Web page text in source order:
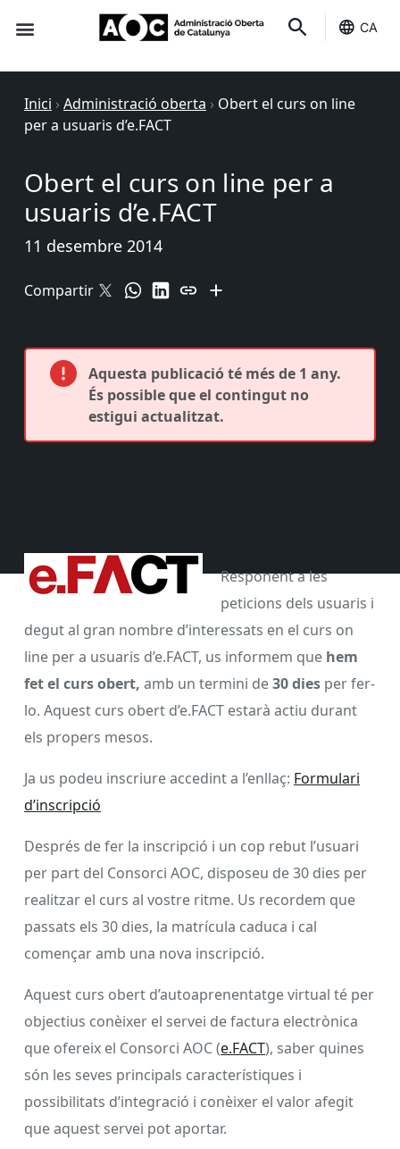
CA
Inici › Administració oberta › Obert el curs on line
per a usuaris d’e.FACT
Obert el curs on line per a
usuaris d’e.FACT
11 desembre 2014
Compartir
Aquesta publicació té més de 1 any.
És possible que el contingut no
estigui actualitzat.
Responent a les
peticions dels usuaris i
degut al gran nombre d’interessats en el curs on
line per a usuaris d’e.FACT, us informem que hem
fet el curs obert, amb un termini de30 dies per fer-
lo. Aquest curs obert d’e.FACT estarà actiu durant
els propers mesos.
Ja us podeu inscriure accedint a l’enllaç: Formulari
d’inscripció
Després de fer la inscripció i un cop rebut l’usuari
per part del Consorci AOC, disposeu de 30 dies per
realitzar el curs al vostre ritme. Us recordem que
passats els 30 dies, la matrícula caduca i cal
començar amb una nova inscripció.
Aquest curs obert d’autoaprenentatge virtual té per
objectius conèixer el servei de factura electrònica
que ofereix el Consorci AOC (e.FACT), saber quines
són les seves principals característiques i
possibilitats d’integració i conèixer el valor afegit
que aquest servei pot aportar.